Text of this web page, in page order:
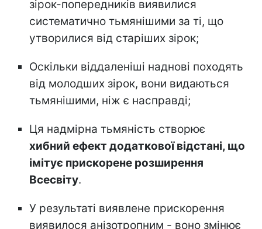
зірок-попередників виявилися
систематично тьмянішими за ті, що
утворилися від старіших зірок;
Оскільки віддаленіші наднові походять
від молодших зірок, вони видаються
тьмянішими, ніж є насправді;
Ця надмірна тьмяність створює
хибний ефект додаткової відстані, що
імітує прискорене розширення
Всесвіту.
У результаті виявлене прискорення
виявилося анізотропним - воно змінює